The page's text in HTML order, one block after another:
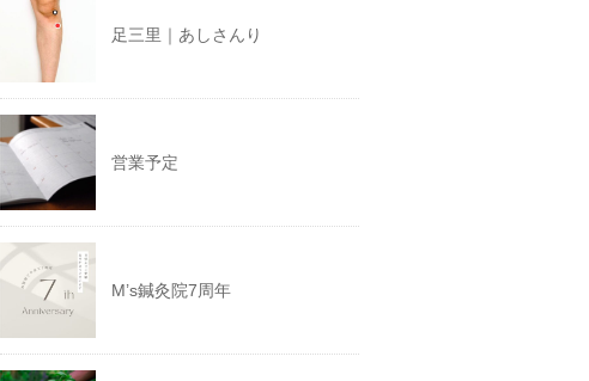
足三里｜あしさんり
営業予定
M’s鍼灸院7周年